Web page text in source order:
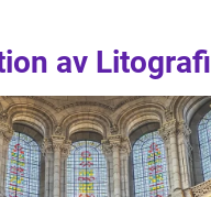
av Litografi